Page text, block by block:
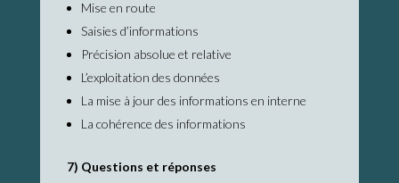
Mise en route
Saisies d’informations
Précision absolue et relative
L’exploitation des données
La mise à jour des informations en interne
La cohérence des informations
7) Questions et réponses